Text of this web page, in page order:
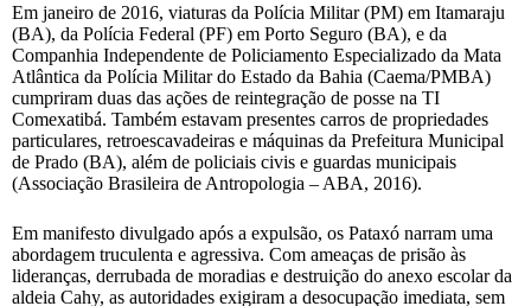
Em janeiro de 2016, viaturas da Polícia Militar (PM) em Itamaraju
(BA), da Polícia Federal (PF) em Porto Seguro (BA), e da
Companhia Independente de Policiamento Especializado da Mata
Atlântica da Polícia Militar do Estado da Bahia (Caema/PMBA)
cumpriram duas das ações de reintegração de posse na TI
Comexatibá. Também estavam presentes carros de propriedades
particulares, retroescavadeiras e máquinas da Prefeitura Municipal
de Prado (BA), além de policiais civis e guardas municipais
(Associação Brasileira de Antropologia – ABA, 2016).
Em manifesto divulgado após a expulsão, os Pataxó narram uma
abordagem truculenta e agressiva. Com ameaças de prisão às
lideranças, derrubada de moradias e destruição do anexo escolar da
aldeia Cahy, as autoridades exigiram a desocupação imediata, sem